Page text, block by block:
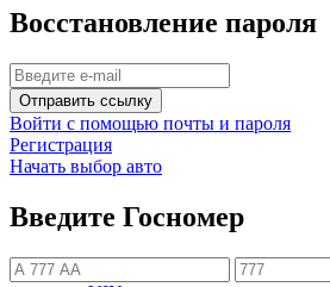
Восстановление пароля
Отправить ссылку
Войти с помощью почты и пароля
Регистрация
Начать выбор авто
Введите Госномер